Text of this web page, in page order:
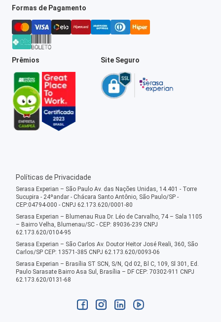
Formas de Pagamento
Prêmios Site Seguro
Políticas de Privacidade
Serasa Experian – São Paulo Av. das Nações Unidas, 14.401 - Torre
Sucupira - 24ºandar - Chácara Santo Antônio, São Paulo/SP -
CEP:04794-000 - CNPJ 62.173.620/0001-80
Serasa Experian – Blumenau Rua Dr. Léo de Carvalho, 74 – Sala 1105
– Bairro Velha, Blumenau/SC - CEP: 89036-239 CNPJ
62.173.620/0104-95
Serasa Experian – São Carlos Av. Doutor Heitor José Reali, 360, São
Carlos/SP CEP: 13571-385 CNPJ 62.173.620/0093-06
Serasa Experian – Brasília ST SCN, S/N, Qd 02, Bl C, 109, Sl 301, Ed.
Paulo Sarasate Bairro Asa Sul, Brasília – DF CEP: 70302-911 CNPJ
62.173.620/0131-68